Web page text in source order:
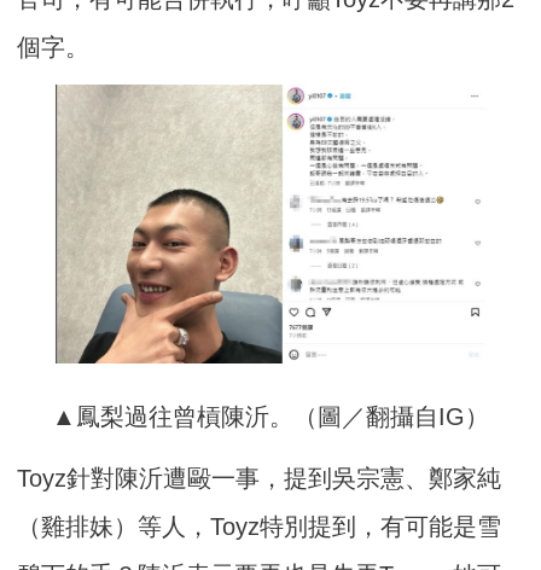
個字。
▲鳳梨過往曾槓陳沂。（圖／翻攝自IG）
Toyz針對陳沂遭毆一事，提到吳宗憲、鄭家純
（雞排妹）等人，Toyz特別提到，有可能是雪